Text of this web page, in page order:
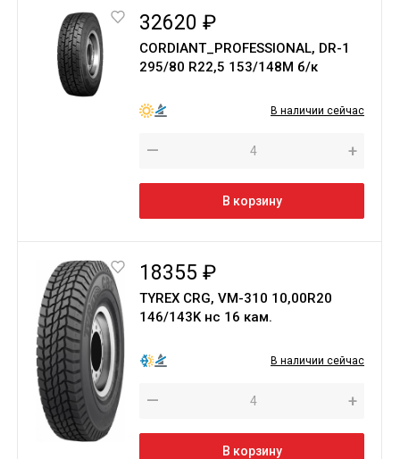
32620 ₽
CORDIANT_PROFESSIONAL, DR-1
295/80 R22,5 153/148M б/к
В наличии сейчас
— +
В корзину
18355 ₽
TYREX CRG, VM-310 10,00R20
146/143K нс 16 кам.
В наличии сейчас
— +
В корзину